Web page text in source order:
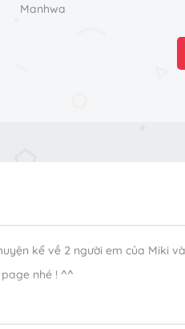
Manhwa
kể về 2 người em của Miki
nhé ! ^^